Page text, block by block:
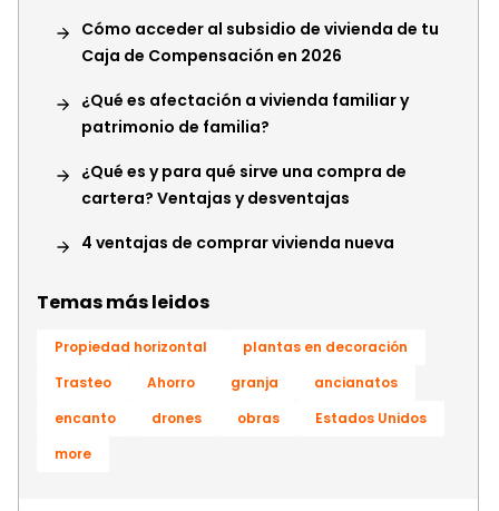
Cómo acceder al subsidio de vivienda de tu
Caja de Compensación en 2026
¿Qué es afectación a vivienda familiar y
patrimonio de familia?
¿Qué es y para qué sirve una compra de
cartera? Ventajas y desventajas
4 ventajas de comprar vivienda nueva
Temas más leidos
Propiedad horizontal
plantas en decoración
Trasteo
Ahorro granja
ancianatos
encanto
drones obras
Estados Unidos
more